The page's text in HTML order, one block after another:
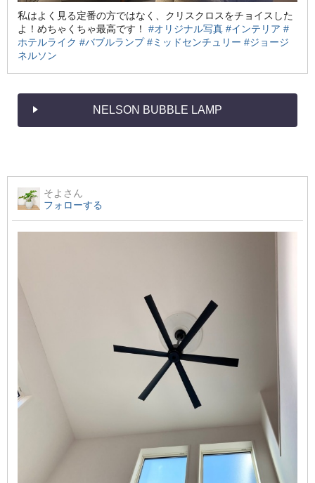
私はよく見る定番の方ではなく、クリスクロスをチョイスした
よ！めちゃくちゃ最高です！ #オリジナル写真 #インテリア #
ホテルライク #バブルランプ #ミッドセンチュリー #ジョージ
ネルソン
NELSON BUBBLE LAMP
そよ さん
フォローする